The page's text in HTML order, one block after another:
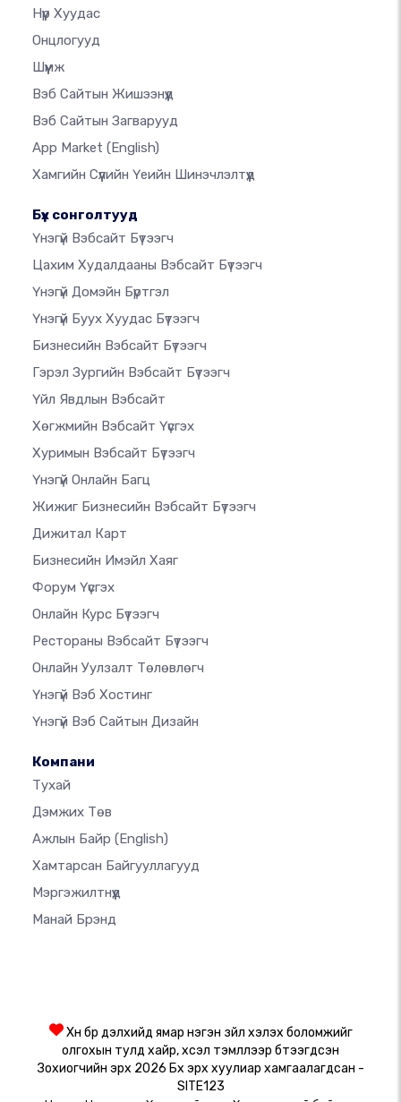
Нүүр Хуудас
Онцлогууд
Шүүмж
Вэб Сайтын Жишээнүүд
Вэб Сайтын Загварууд
App Market (English)
Хамгийн Сүүлийн Үеийн Шинэчлэлтүүд
Бүх сонголтууд
Үнэгүй Вэбсайт Бүтээгч
Цахим Худалдааны Вэбсайт Бүтээгч
Үнэгүй Домэйн Бүртгэл
Үнэгүй Буух Хуудас Бүтээгч
Бизнесийн Вэбсайт Бүтээгч
Гэрэл Зургийн Вэбсайт Бүтээгч
Үйл Явдлын Вэбсайт
Хөгжмийн Вэбсайт Үүсгэх
Хуримын Вэбсайт Бүтээгч
Үнэгүй Онлайн Багц
Жижиг Бизнесийн Вэбсайт Бүтээгч
Дижитал Карт
Бизнесийн Имэйл Хаяг
Форум Үүсгэх
Онлайн Курс Бүтээгч
Рестораны Вэбсайт Бүтээгч
Онлайн Уулзалт Төлөвлөгч
Үнэгүй Вэб Хостинг
Үнэгүй Вэб Сайтын Дизайн
Компани
Тухай
Дэмжих Төв
Ажлын Байр (English)
Хамтарсан Байгууллагууд
Мэргэжилтнүүд
Манай Брэнд
Хүн бүр дэлхийд ямар нэгэн зүйл хэлэх боломжийг
олгохын тулд хайр, хүсэл тэмүүллээр бүтээгдсэн
Зохиогчийн эрх 2026 Бүх эрх хуулиар хамгаалагдсан -
SITE123